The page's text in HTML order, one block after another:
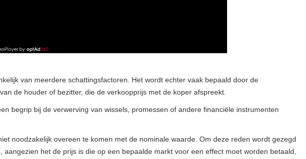
van meerdere schattingsfactoren. Het wordt echter vaak bepaald door de
de houder of bezitter, die de verkoopprijs met de koper afspreekt.
begrip bij de verwerving van wissels, promessen of andere financiële instrumenten
noodzakelijk overeen te komen met de nominale waarde. Om deze reden wordt gezegd
aangezien het de prijs is die op een bepaalde markt voor een effect moet worden betaald,